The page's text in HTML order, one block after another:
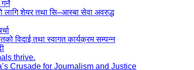
शेयर तथा सि–आस्बा सेवा अवरुद्ध
विदाई तथा स्वागत कार्यक्रम सम्पन्न
thrive.
Crusade for Journalism and Justice